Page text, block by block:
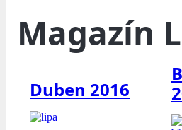
Magazín
Duben 2016